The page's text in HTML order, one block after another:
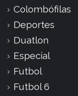
Colombófilas
Deportes
Duatlon
Especial
Futbol
Futbol 6